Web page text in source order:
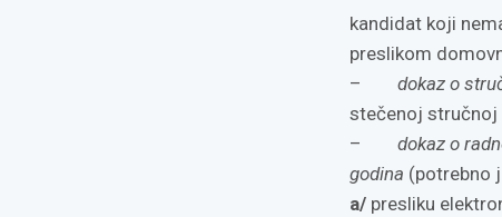
kandidat koji
preslikom
–
dokaz o
stečenoj
– dokaz o
godina (potrebno
a/presliku